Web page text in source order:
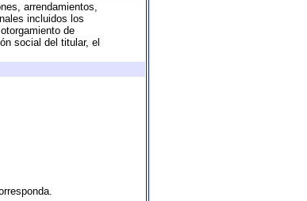
arrendamientos,
incluidos los
de
social del titular, el